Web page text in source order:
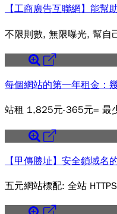
【工商廣告互聯網】能幫
不限則數, 無限曝光, 幫自
每個網站的第一年租金：
站租 1,825元-365元= 最
【甲傳勝址】安全鎖域名
五元網站標配: 全站